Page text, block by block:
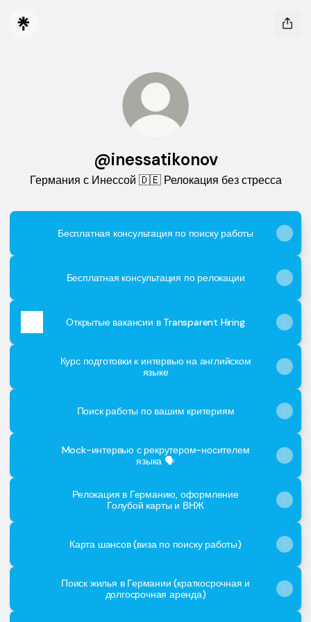
@inessatikonov
Германия с Инессой 🇩🇪 Релокация без стресса
Бесплатная консультация по поиску работы
Бесплатная консультация по релокации
Открытые вакансии в Transparent Hiring
Курс подготовки к интервью на английском
языке
Поиск работы по вашим критериям
Mock-интервью с рекрутером-носителем
языка 🗣
Релокация в Германию, оформление
Голубой карты и ВНЖ
Карта шансов (виза по поиску работы)
Поиск жилья в Германии (краткосрочная и
долгосрочная аренда)